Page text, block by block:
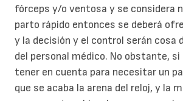
fórceps y/o ventosa y se considera
parto rápido entonces se deberá
y la decisión y el control serán cosa
del personal médico. No obstante, si
tener en cuenta para necesitar un
que se acaba la arena del reloj, y la